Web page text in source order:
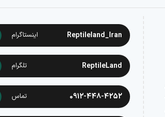
Reptileland_Iran اینستاگرام
ReptileLand تلگرام
0912-448-4252 تماس